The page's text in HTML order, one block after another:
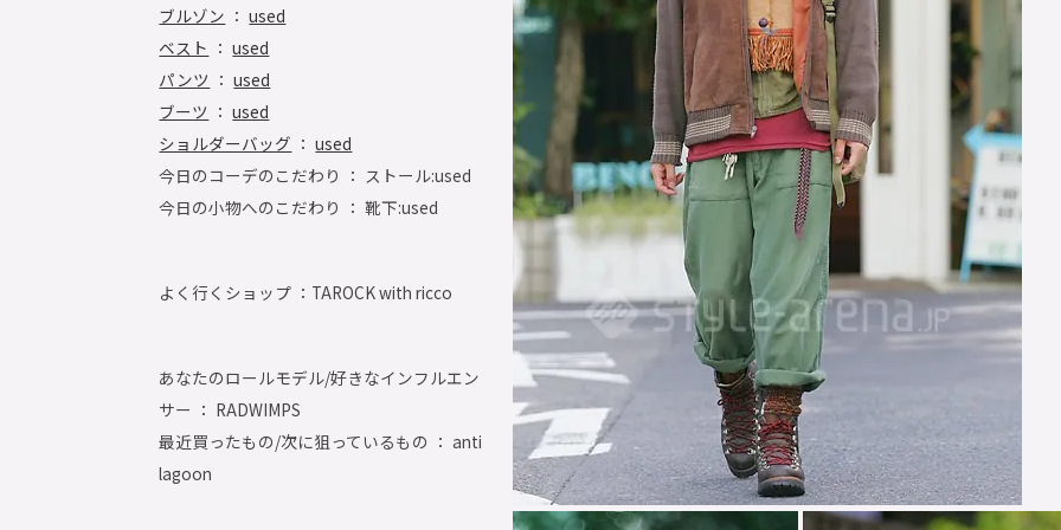
ブルゾン ：used
ベスト ：used
パンツ ：used
ブーツ ：used
ショルダーバッグ ：used
今日のコーデのこだわり ： ストール:used
今日の小物へのこだわり ： 靴下:used
よく行くショップ ： TAROCK with ricco
あなたのロールモデル/好きなインフルエン
サー ： RADWIMPS
最近買ったもの/次に狙っているもの ： anti
lagoon